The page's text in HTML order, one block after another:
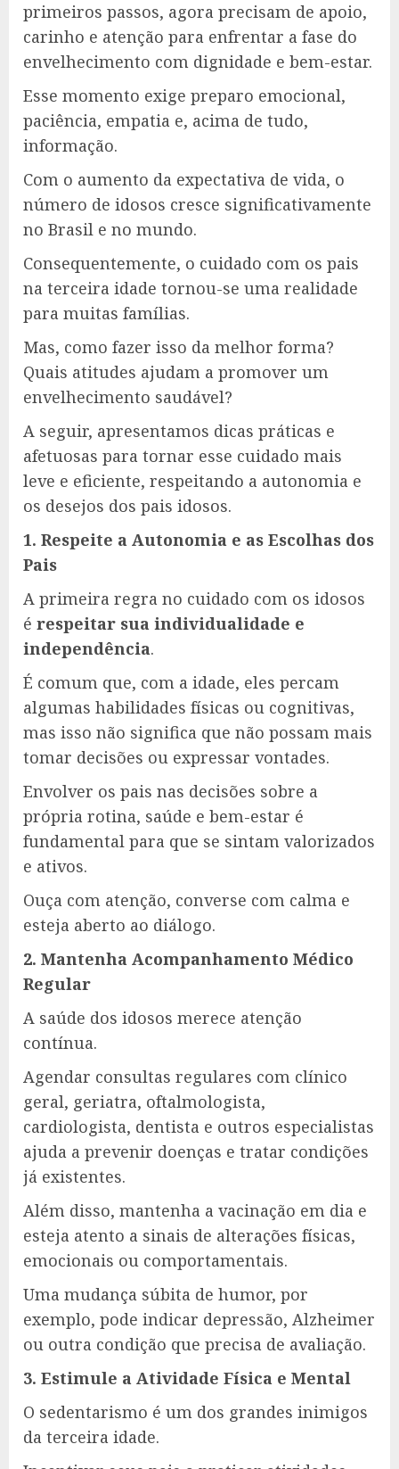
primeiros passos, agora precisam de apoio,
carinho e atenção para enfrentar a fase do
envelhecimento com dignidade e bem-estar.
Esse momento exige preparo emocional,
paciência, empatia e, acima de tudo,
informação.
Com o aumento da expectativa de vida, o
número de idosos cresce significativamente
no Brasil e no mundo.
Consequentemente, o cuidado com os pais
na terceira idade tornou-se uma realidade
para muitas famílias.
Mas, como fazer isso da melhor forma?
Quais atitudes ajudam a promover um
envelhecimento saudável?
A seguir, apresentamos dicas práticas e
afetuosas para tornar esse cuidado mais
leve e eficiente, respeitando a autonomia e
os desejos dos pais idosos.
1. Respeite a Autonomia e as Escolhas dos
Pais
A primeira regra no cuidado com os idosos
é respeitar sua individualidade e
independência.
É comum que, com a idade, eles percam
algumas habilidades físicas ou cognitivas,
mas isso não significa que não possam mais
tomar decisões ou expressar vontades.
Envolver os pais nas decisões sobre a
própria rotina, saúde e bem-estar é
fundamental para que se sintam valorizados
e ativos.
Ouça com atenção, converse com calma e
esteja aberto ao diálogo.
2. Mantenha Acompanhamento Médico
Regular
A saúde dos idosos merece atenção
contínua.
Agendar consultas regulares com clínico
geral, geriatra, oftalmologista,
cardiologista, dentista e outros especialistas
ajuda a prevenir doenças e tratar condições
já existentes.
Além disso, mantenha a vacinação em dia e
esteja atento a sinais de alterações físicas,
emocionais ou comportamentais.
Uma mudança súbita de humor, por
exemplo, pode indicar depressão, Alzheimer
ou outra condição que precisa de avaliação.
3. Estimule a Atividade Física e Mental
O sedentarismo é um dos grandes inimigos
da terceira idade.